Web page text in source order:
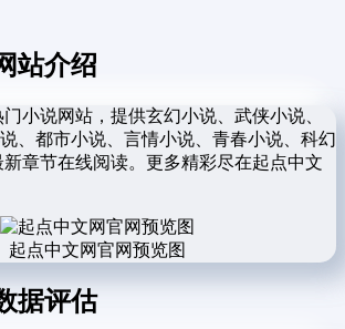
站介绍
小说网站，提供玄幻小说、武侠小说、
、都市小说、言情小说、青春小说、科幻
章节在线阅读。更多精彩尽在起点中文
起点中文网官网预览图
据评估